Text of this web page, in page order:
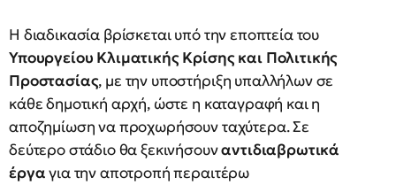
Η διαδικασία βρίσκεται υπό την εποπτεία του
Υπουργείου Κλιματικής Κρίσης και Πολιτικής
Προστασίας, με την υποστήριξη υπαλλήλων σε
κάθε δημοτική αρχή, ώστε η καταγραφή και η
αποζημίωση να προχωρήσουν ταχύτερα. Σε
δεύτερο στάδιο θα ξεκινήσουναντιδιαβρωτικά
έργαγια την αποτροπή περαιτέρω